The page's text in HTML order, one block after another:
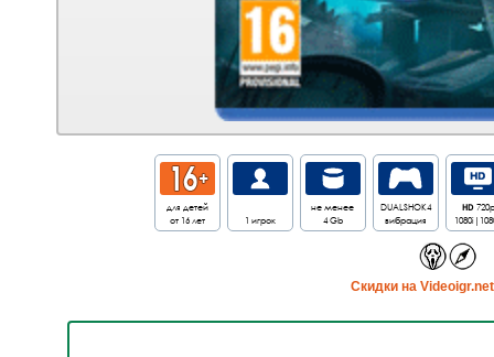
для детей
от 16 лет
1 игрок
не менее
4 Gb
DUALSHOK4
вибрация
HD720p
Cкидки на